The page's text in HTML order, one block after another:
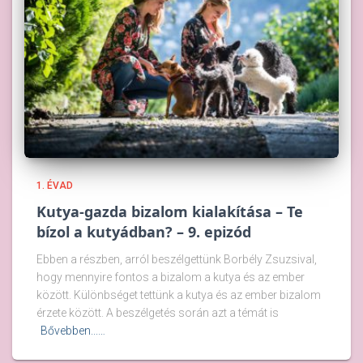
1. ÉVAD
Kutya-gazda bizalom kialakítása – Te
bízol a kutyádban? – 9. epizód
Ebben a részben, arról beszélgettünk Borbély Zsuzsival,
hogy mennyire fontos a bizalom a kutya és az ember
között. Különbséget tettünk a kutya és az ember bizalom
érzete között. A beszélgetés során azt a témát is
Bővebben...…